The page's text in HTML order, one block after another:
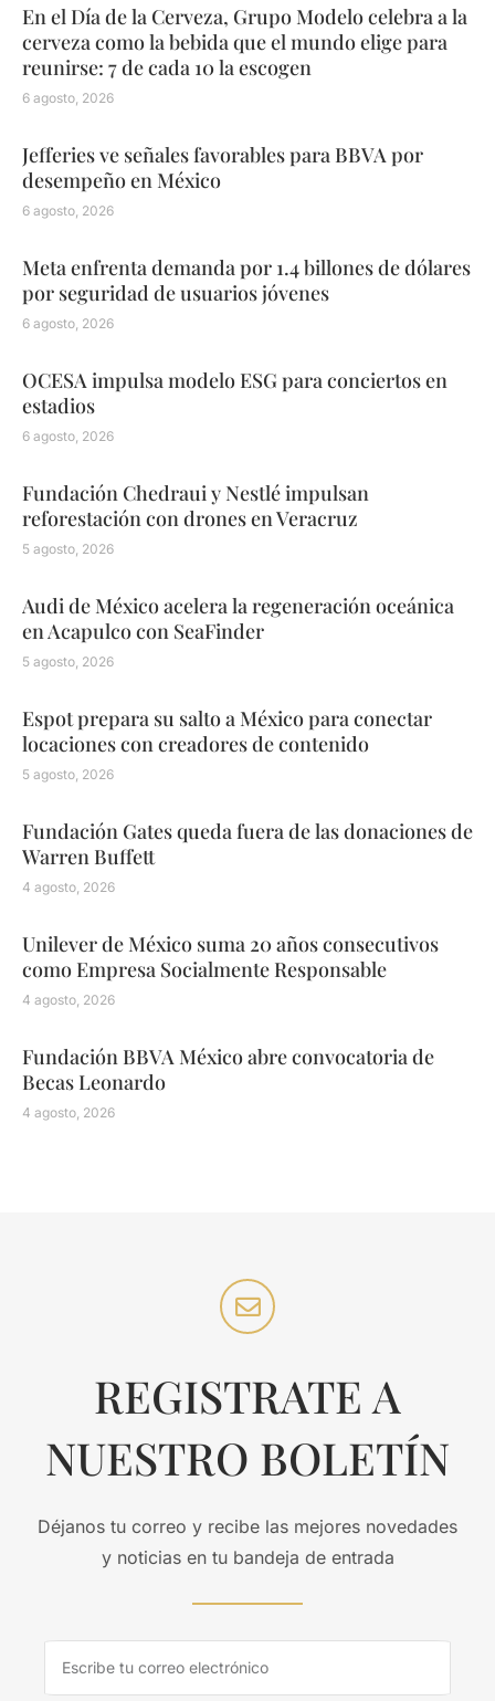
En el Día de la Cerveza, Grupo Modelo celebra a la
cerveza como la bebida que el mundo elige para
reunirse: 7 de cada 10 la escogen
6 agosto, 2026
Jefferies ve señales favorables para BBVA por
desempeño en México
6 agosto, 2026
Meta enfrenta demanda por 1.4 billones de dólares
por seguridad de usuarios jóvenes
6 agosto, 2026
OCESA impulsa modelo ESG para conciertos en
estadios
6 agosto, 2026
Fundación Chedraui y Nestlé impulsan
reforestación con drones en Veracruz
5 agosto, 2026
Audi de México acelera la regeneración oceánica
en Acapulco con SeaFinder
5 agosto, 2026
Espot prepara su salto a México para conectar
locaciones con creadores de contenido
5 agosto, 2026
Fundación Gates queda fuera de las donaciones de
Warren Buffett
4 agosto, 2026
Unilever de México suma 20 años consecutivos
como Empresa Socialmente Responsable
4 agosto, 2026
Fundación BBVA México abre convocatoria de
Becas Leonardo
4 agosto, 2026
REGISTRATE A
NUESTRO BOLETÍN
Déjanos tu correo y recibe las mejores novedades
y noticias en tu bandeja de entrada